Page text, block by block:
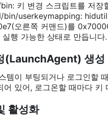
키 변경 스크립트를 저장
userkeymapping: hidutil
오른쪽 커맨드)를
행 가능한 상태로 만듭니다.
(LaunchAgent) 생성
이 부팅되거나 로그인할
있어, 로그온할 때마다 키
활성화